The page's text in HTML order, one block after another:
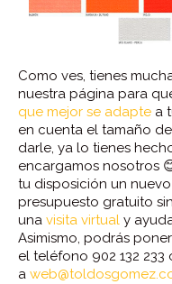
Como ves, tienes
nuestra página para
que mejor se adapte a
en cuenta el tamaño
darle, ya lo tienes
encargamos nosotros
tu disposición un
presupuesto gratuito
una visita virtual y
Asimismo, podrás
el teléfono 902 132 233
a